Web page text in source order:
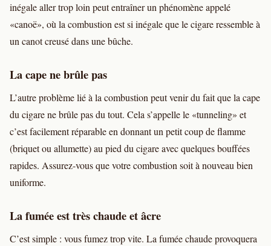
inégale aller trop loin peut entraîner un phénomène appelé
«canoë», où la combustion est si inégale que le cigare ressemble à
un canot creusé dans une bûche.
La cape ne brûle pas
L’autre problème lié à la combustion peut venir du fait que la cape
du cigare ne brûle pas du tout. Cela s’appelle le «tunneling» et
c’est facilement réparable en donnant un petit coup de flamme
(briquet ou allumette) au pied du cigare avec quelques bouffées
rapides. Assurez-vous que votre combustion soit à nouveau bien
uniforme.
La fumée est très chaude et âcre
C’est simple : vous fumez trop vite. La fumée chaude provoquera